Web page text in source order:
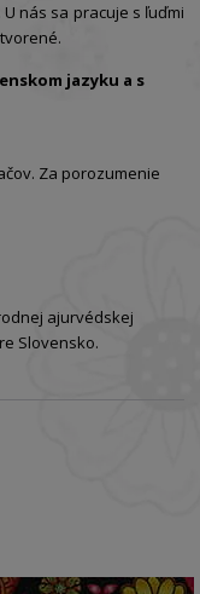
nás sa pracuje s ľuďmi
jazyku a s
Za porozumenie
ajurvédskej
Slovensko.